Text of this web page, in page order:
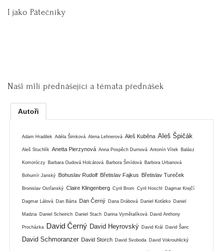
I jako Pátečníky
Naši milí přednášející a témata přednášek
Autoři
Adam Hradilek Adéla Šimková Alena Lehnerová Aleš Kuběna Aleš Špičák
Aleš Stuchlík Anetta Pierzynová Anna Pospěch Durnová Antonín Vítek Balász
Komoróczy Barbara Oudová Holcátová Barbora Šmídová Barbora Urbanová
Bohumír Janský Bohuslav Rudolf Břetislav Fajkus Břetislav Tureček
Bronislav Ostřanský Claire Klingenberg Cyril Brom Cyril Hoschl Dagmar Krejčí
Dagmar Lálová Dan Bárta Dan Černý Dana Drábová Daniel Koťátko Daniel
Madzia Daniel Scheirich Daniel Stach Darina Vymětalíková David Anthony
Procházka David Černý David Heyrovský David Král David Šanc
David Schmoranzer David Storch David Svoboda David Vokrouhlický